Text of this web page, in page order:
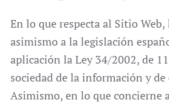
En lo que respecta al Sitio
asimismo a la legislación
aplicación la Ley 34/2002, de
sociedad de la información y
Asimismo, en lo que concierne